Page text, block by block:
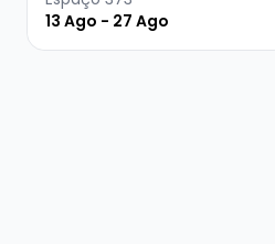
13 Ago - 27 Ago